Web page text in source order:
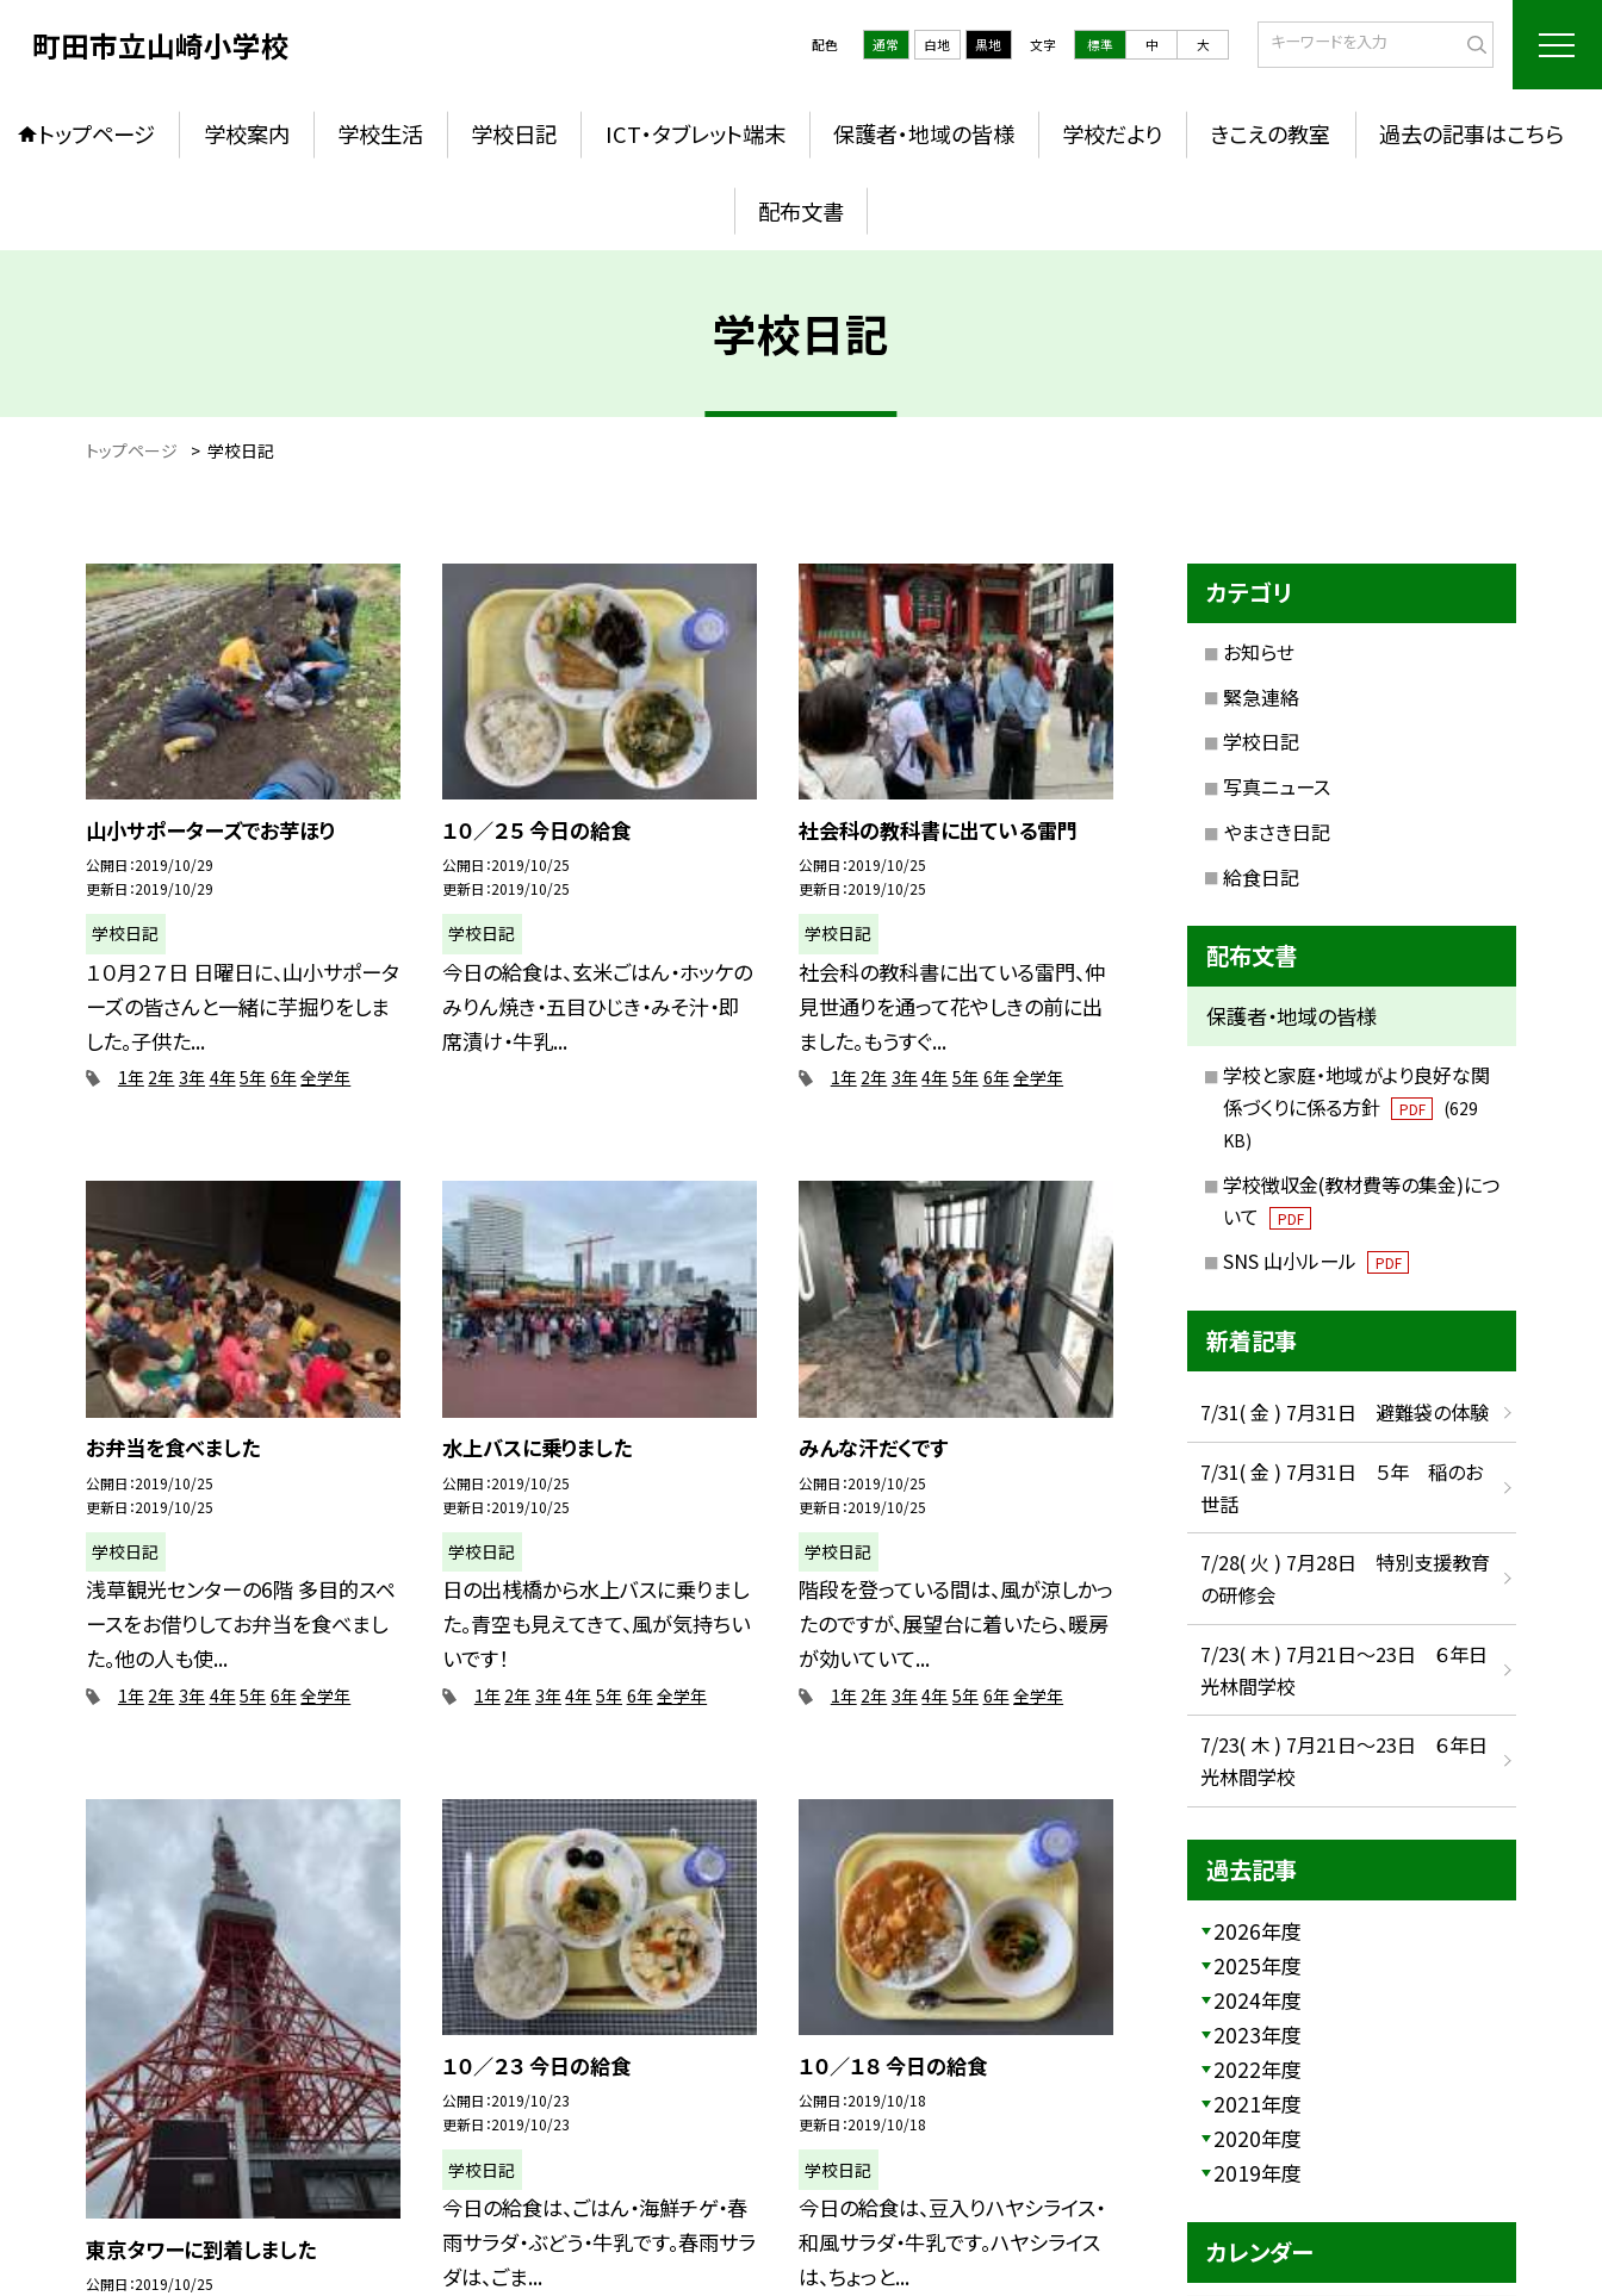
町田市立山崎小学校 配色 通常 白地 黒地 文字 標準 中 大
トップページ 学校案内 学校生活 学校日記 ICT・タブレット端末 保護者・地域の皆様 学校だより きこえの教室 過去の記事はこちら
配布文書
学校日記
トップページ > 学校日記
山小サポーターズでお芋ほり
公開日 2019/10/29
更新日 2019/10/29
学校日記
１０月２７日 日曜日に、山小サポータ
ーズの皆さんと一緒に芋掘りをしま
した。子供た...
1年 2年 3年 4年5年 6年全学年
１０／２５ 今日の給食
公開日 2019/10/25
更新日 2019/10/25
学校日記
今日の給食は、玄米ごはん・ホッケの
みりん焼き・五目ひじき・みそ汁・即
席漬け・牛乳...
社会科の教科書に出ている雷門
公開日 2019/10/25
更新日 2019/10/25
学校日記
社会科の教科書に出ている雷門、仲
見世通りを通って花やしきの前に出
ました。もうすぐ...
1年 2年 3年4年 5年 6年全学年
お弁当を食べました
公開日 2019/10/25
更新日 2019/10/25
学校日記
浅草観光センターの6階 多目的スペ
ースをお借りしてお弁当を食べまし
た。他の人も使...
1年 2年 3年 4年5年 6年全学年
水上バスに乗りました
公開日 2019/10/25
更新日 2019/10/25
学校日記
日の出桟橋から水上バスに乗りまし
た。青空も見えてきて、風が気持ちい
いです！
1年 2年 3年4年 5年 6年全学年
みんな汗だくです
公開日 2019/10/25
更新日 2019/10/25
学校日記
階段を登っている間は、風が涼しかっ
たのですが、展望台に着いたら、暖房
が効いていて...
1年 2年 3年4年 5年 6年全学年
東京タワーに到着しました
公開日 2019/10/25
１０／２３ 今日の給食
公開日 2019/10/23
更新日 2019/10/23
学校日記
今日の給食は、ごはん・海鮮チゲ・春
雨サラダ・ぶどう・牛乳です。春雨サラ
ダは、ごま...
１０／１８ 今日の給食
公開日 2019/10/18
更新日 2019/10/18
学校日記
今日の給食は、豆入りハヤシライス・
和風サラダ・牛乳です。ハヤシライス
は、ちょっと...
カテゴリ
お知らせ
緊急連絡
学校日記
写真ニュース
やまさき日記
給食日記
配布文書
保護者・地域の皆様
学校と家庭・地域がより良好な関
係づくりに係る方針
PDF
(629
KB)
学校徴収金(教材費等の集金)につ
いて
PDF
SNS 山小ルール PDF
新着記事
7/31( 金 ) 7月31日 避難袋の体験
7/31( 金 ) 7月31日 ５年 稲のお
世話
7/28( 火 ) 7月28日 特別支援教育
の研修会
7/23( 木 ) 7月21日〜23日 ６年日
光林間学校
7/23( 木 ) 7月21日〜23日 ６年日
光林間学校
過去記事
2026年度
2025年度
2024年度
2023年度
2022年度
2021年度
2020年度
2019年度
カレンダー